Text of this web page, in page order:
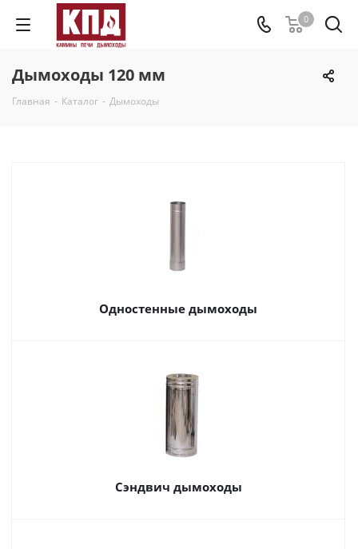
0
Дымоходы 120 мм
Главная - Каталог - Дымоходы
Одностенные дымоходы
Сэндвич дымоходы